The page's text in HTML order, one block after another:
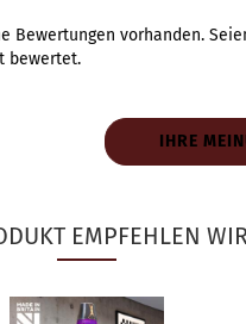
Bewertungen vorhanden.
bewertet.
IHRE
EMPFEHLEN